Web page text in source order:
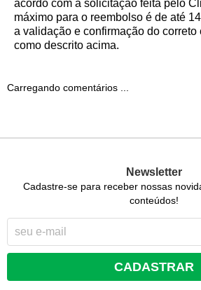
acordo com a solicitação feita pelo
máximo para o reembolso é de até
a validação e confirmação do correto
como descrito acima.
Carregando comentários ...
Newsletter
Cadastre-se para receber nossas
conteúdos!
CADASTRAR